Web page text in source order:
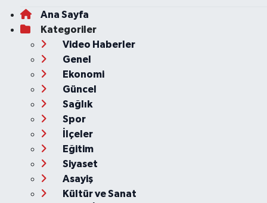
Ana Sayfa
Kategoriler
Video Haberler
Genel
Ekonomi
Güncel
Sağlık
Spor
İlçeler
Eğitim
Siyaset
Asayiş
Kültür ve Sanat